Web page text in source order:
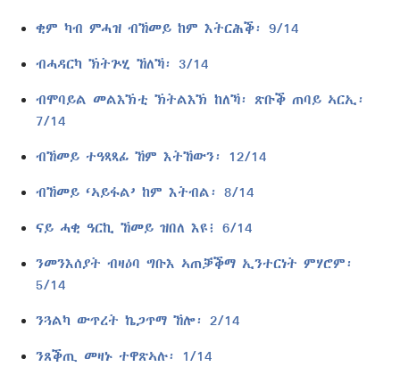
ቂም ካብ ምሓዝ ብኸመይ ከም እትርሕቕ፡ 9/14
ብሓዳርካ ኽትጕሂ ኸለኻ፡ 3/14
ብሞባይል መልእኽቲ ኽትልእኽ ከለኻ፡ ጽቡቕ ጠባይ ኣርኢ፡
7/14
ብኸመይ ተዓጻጻፊ ኸም እትኸውን፡ 12/14
ብኸመይ ‘ኣይፋል’ ከም እትብል፡ 8/14
ናይ ሓቂ ዓርኪ ኸመይ ዝበለ እዩ፧ 6/14
ንመንእሰያት ብዛዕባ ግቡእ ኣጠቓቕማ ኢንተርነት ምሃሮም፡
5/14
ንጓልካ ውጥረት ኬጋጥማ ኸሎ፡ 2/14
ንጸቕጢ መዛኑ ተዋጽኣሉ፡ 1/14